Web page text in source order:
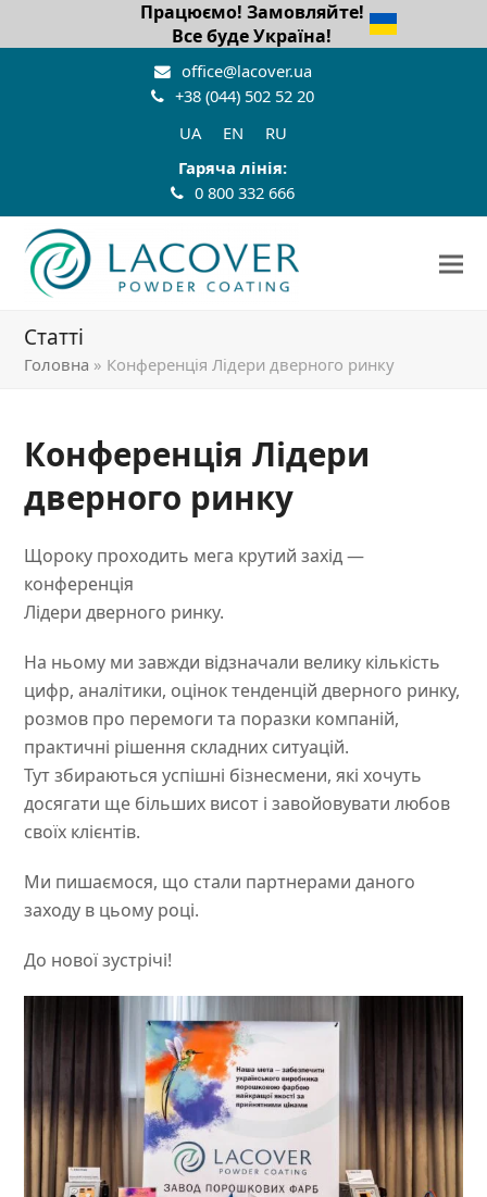
Працюємо! Замовляйте!
Все буде Україна!
office@lacover.ua
+38 (044) 502 52 20
UA
EN
RU
Гаряча лінія:
0 800 332 666
Статті
Головна » Конференція Лідери дверного ринку
Конференція Лідери
дверного ринку
Щороку проходить мега крутий захід —
конференція
Лідери дверного ринку.
На ньому ми завжди відзначали велику кількість
цифр, аналітики, оцінок тенденцій дверного ринку,
розмов про перемоги та поразки компаній,
практичні рішення складних ситуацій.
Тут збираються успішні бізнесмени, які хочуть
досягати ще більших висот і завойовувати любов
своїх клієнтів.
Ми пишаємося, що стали партнерами даного
заходу в цьому році.
До нової зустрічі!